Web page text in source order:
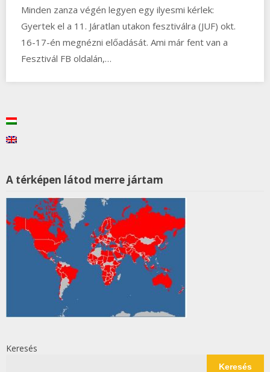
Minden zanza végén legyen egy ilyesmi kérlek:
Gyertek el a 11. Járatlan utakon fesztiválra (JUF) okt.
16-17-én megnézni előadását. Ami már fent van a
Fesztivál FB oldalán,…
A térképen látod merre jártam
Keresés
Keresés